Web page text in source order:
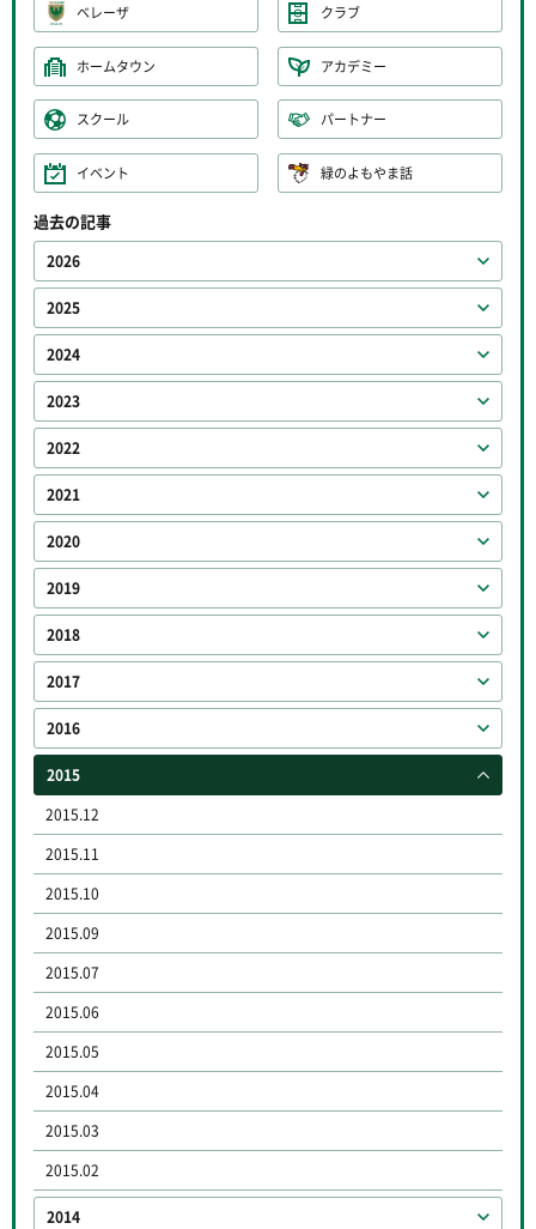
ベレーザ クラブ
ホームタウン アカデミー
スクール パートナー
イベント 緑のよもやま話
過去の記事
2026
2025
2024
2023
2022
2021
2020
2019
2018
2017
2016
2015
2015.12
2015.11
2015.10
2015.09
2015.07
2015.06
2015.05
2015.04
2015.03
2015.02
2014